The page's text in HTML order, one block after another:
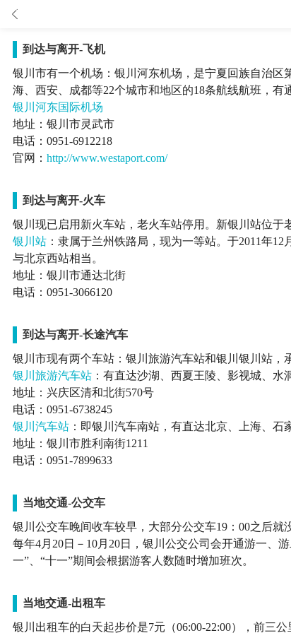

到达与离开-飞机
银川市有一个机场：银川河东机场，是宁夏回族自治
海、西安、成都等22个城市和地区的18条航线航班，有
银川河东国际机场
地址：银川市灵武市
电话：0951-6912218
官网： http://www.westaport.com/
到达与离开-火车
银川现已启用新火车站，老火车站停用。新银川站位于
银川站 ：隶属于兰州铁路局，现为一等站。于2011年
与北京西站相当。
地址：银川市通达北街
电话：0951-3066120
到达与离开-长途汽车
银川市现有两个车站：银川旅游汽车站和银川银川站，
银川旅游汽车站 ：有直达沙湖、西夏王陵、影视城、水
地址：兴庆区清和北街570号
电话：0951-6738245
银川汽车站 ：即银川汽车南站，有直达北京、上海、
地址：银川市胜利南街1211
电话：0951-7899633
当地交通-公交车
银川公交车晚间收车较早，大部分公交车19：00之后就
每年4月20日－10月20日，银川公交公司会开通游一、
一”、“十一”期间会根据游客人数随时增加班次。
当地交通-出租车
银川出租车的白天起步价是7元（06:00-22:00），前三